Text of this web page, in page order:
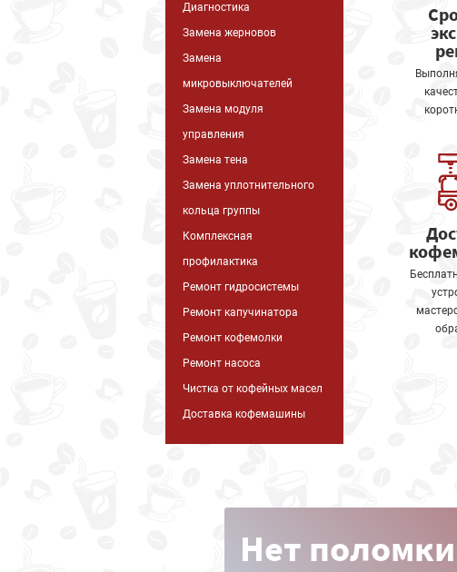
Диагностика
Замена жерновов
Замена
микровыключателей
Замена модуля
управления
Замена тена
Замена уплотнительного
кольца группы
Комплексная
профилактика
Ремонт гидросистемы
Ремонт капучинатора
Ремонт кофемолки
Ремонт насоса
Чистка от кофейных масел
Доставка кофемашины
Нет